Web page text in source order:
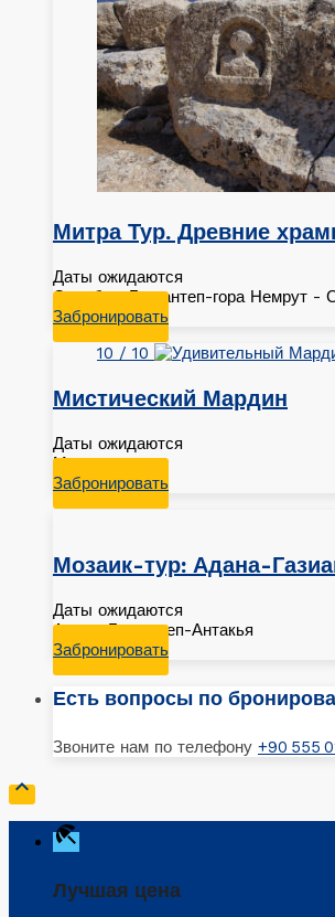
Митра Тур. Древние
Даты ожидаются
Стамбул-Газиантеп-гора Немрут
Забронировать
10 / 10
Мистический Мардин
Даты ожидаются
Мардин
Забронировать
Мозаик-тур: Адана-
Даты ожидаются
Адана-Газиантеп-Антакья
Забронировать
Есть вопросы по
Звоните нам по телефону +90 555

beach_access
Лучшая цена